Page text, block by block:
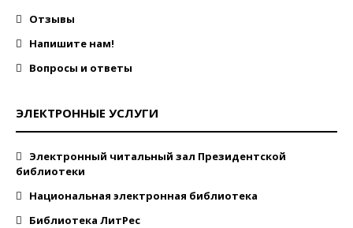
Отзывы
Напишите нам!
Вопросы и ответы
ЭЛЕКТРОННЫЕ УСЛУГИ
Электронный читальный зал Президентской
библиотеки
Национальная электронная библиотека
Библиотека ЛитРес